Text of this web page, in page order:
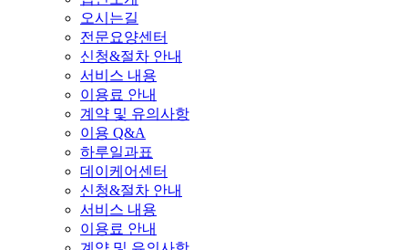
오시는길
전문요양센터
신청&절차 안내
서비스 내용
이용료 안내
계약 및 유의사항
이용 Q&A
하루일과표
데이케어센터
신청&절차 안내
서비스 내용
이용료 안내